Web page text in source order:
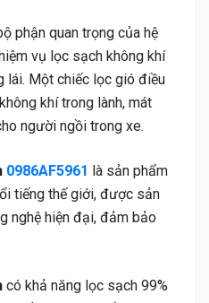
phận quan trọng của hệ
vụ lọc sạch không khí
lái. Một chiếc lọc gió điều
khí trong lành, mát
người ngồi trong xe.
0986AF5961 là sản phẩm
tiếng thế giới, được sản
nghệ hiện đại, đảm bảo
có khả năng lọc sạch 99%